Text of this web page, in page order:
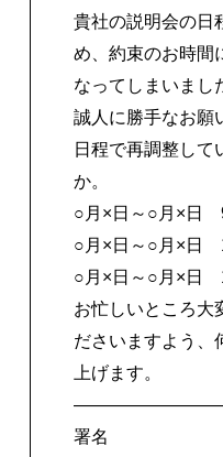
貴社の説明会の日
め、約束のお時間
なってしまいまし
誠人に勝手なお願
日程で再調整して
か。
○月×日～○月×日
○月×日～○月×日
○月×日～○月×日
お忙しいところ大
ださいますよう、
上げます。
署名